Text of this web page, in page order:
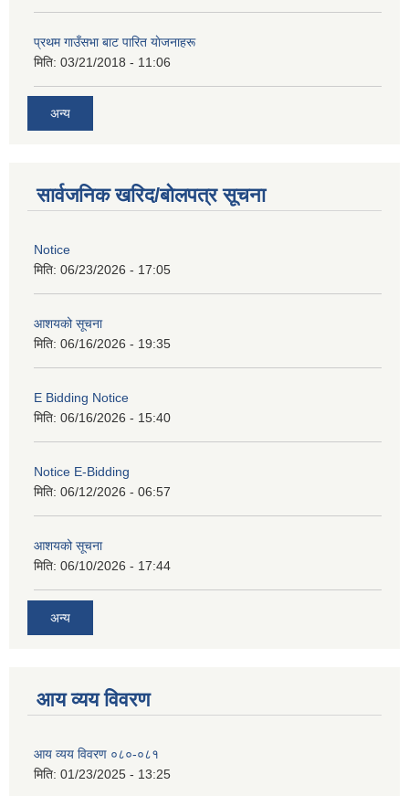
प्रथम गाउँसभा बाट पारित याेजनाहरू
मिति: 03/21/2018 - 11:06
अन्य
सार्वजनिक खरिद/बोलपत्र सूचना
Notice
मिति: 06/23/2026 - 17:05
आशयको सूचना
मिति: 06/16/2026 - 19:35
E Bidding Notice
मिति: 06/16/2026 - 15:40
Notice E-Bidding
मिति: 06/12/2026 - 06:57
आशयको सूचना
मिति: 06/10/2026 - 17:44
अन्य
आय व्यय विवरण
आय व्यय विवरण ०८०-०८१
मिति: 01/23/2025 - 13:25